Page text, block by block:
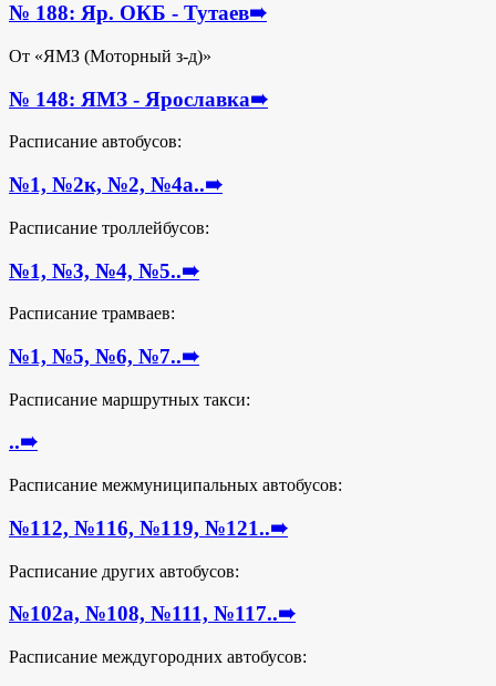
№ 188: Яр. ОКБ - Тутаев➠
От «ЯМЗ (Моторный з-д)»
№ 148: ЯМЗ - Ярославка➠
Расписание автобусов:
№1, №2к, №2, №4а..➠
Расписание троллейбусов:
№1, №3, №4, №5..➠
Расписание трамваев:
№1, №5, №6, №7..➠
Расписание маршрутных такси:
..➠
Расписание межмуниципальных автобусов:
№112, №116, №119, №121..➠
Расписание других автобусов:
№102а, №108, №111, №117..➠
Расписание междугородних автобусов: